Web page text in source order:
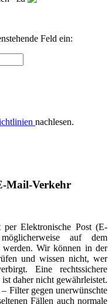
Feld ein:
nachlesen.
Mail-Verkehr
per Elektronische Post (E-
auf dem
werden. Wir können in der
und wissen nicht, wer
Eine rechtssichere
daher nicht gewährleistet.
Filter gegen unerwünschte
Fällen auch normale